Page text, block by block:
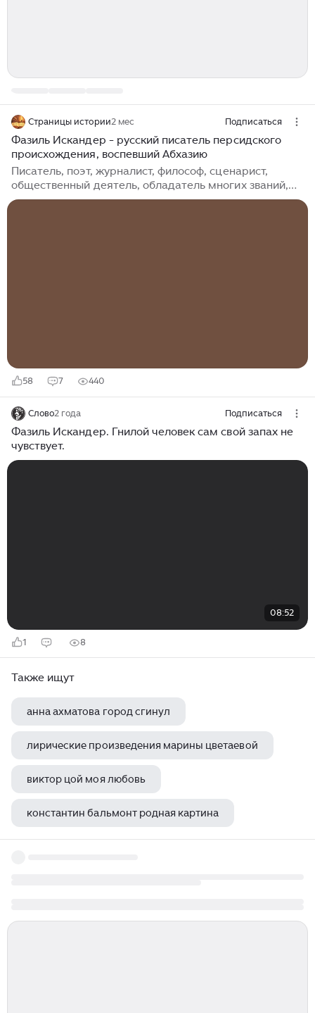
Страницы истории2 мес Подписаться
Фазиль Искандер - русский писатель персидского
происхождения, воспевший Абхазию
Писатель, поэт, журналист, философ, сценарист,
общественный деятель, обладатель многих званий,
лауреат разных премий – все это относится к Фазилю
58 7 440
Слово2 года Подписаться
Фазиль Искандер. Гнилой человек сам свой запах не
чувствует.
08:52
1 8
Также ищут
анна ахматова город сгинул
лирические произведения марины цветаевой
виктор цой моя любовь
константин бальмонт родная картина